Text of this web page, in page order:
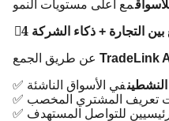
بين التجارة + ذكاء الشركة
عن طريق الجمع
في الأسواق الناشئة
تعريف المشتري المخصب
للتواصل المستهدف